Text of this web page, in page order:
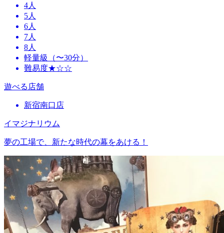
4人
5人
6人
7人
8人
軽量級（〜30分）
難易度★☆☆
遊べる店舗
新宿南口店
イマジナリウム
夢の工場で、新たな時代の幕をあける！